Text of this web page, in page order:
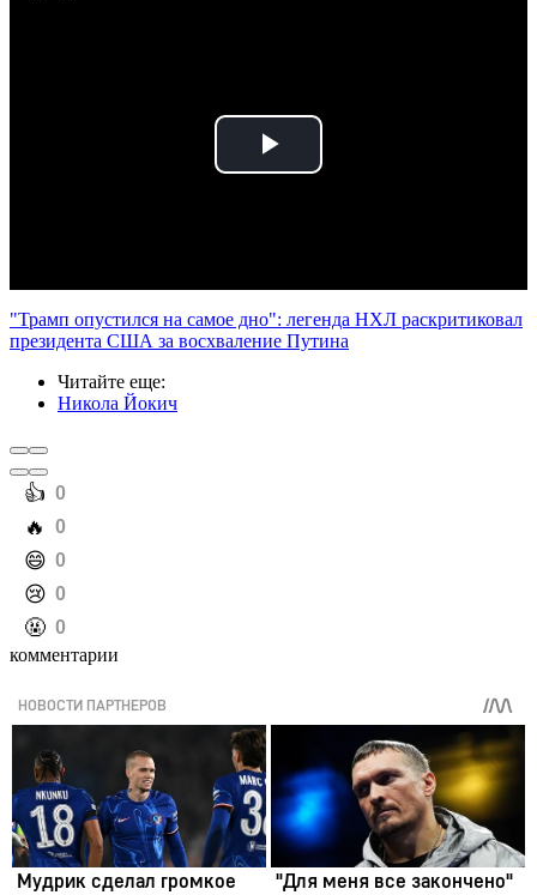
Play
"Трамп опустился на самое дно": легенда НХЛ раскритиковал
президента США за восхваление Путина
Читайте еще:
Никола Йокич
️👍 0
️🔥 0
️😄 0
️😢 0
️🤬 0
комментарии